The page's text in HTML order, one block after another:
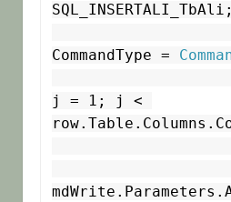
SQL_INSERTALI_TbAli;
CommandType =
j = 1; j <